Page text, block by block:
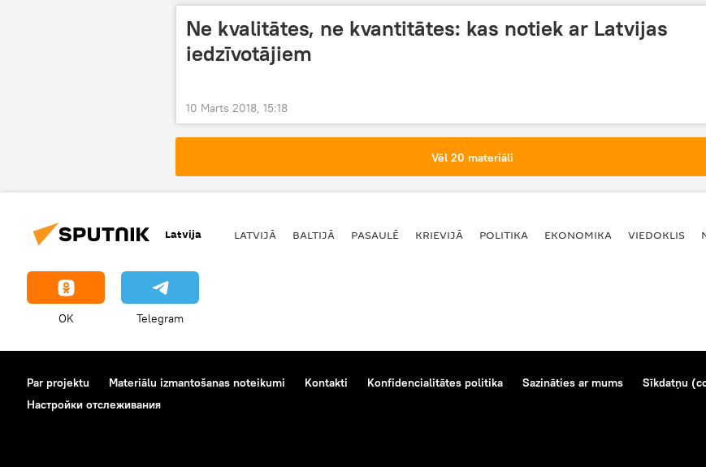
Ne kvalitātes, ne kvantitātes: kas notiek ar Latvijas
iedzīvotājiem
10 Marts 2018, 15:18
Vēl 20 materiāli
Latvija LATVIJĀ BALTIJĀ PASAULĒ KRIEVIJĀ POLITIKA EKONOMIKA VIEDOKLIS
OK Telegram
Par projektu Materiālu izmantošanas noteikumi Kontakti Konfidencialitātes politika Sazināties ar mums
Sīkdatņu
Настройки отслеживания